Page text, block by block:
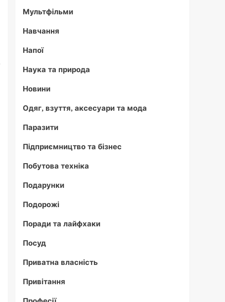
Мультфільми
Навчання
Напої
Наука та природа
Новини
Одяг, взуття, аксесуари та мода
Паразити
Підприємництво та бізнес
Побутова техніка
Подарунки
Подорожі
Поради та лайфхаки
Посуд
Приватна власність
Привітання